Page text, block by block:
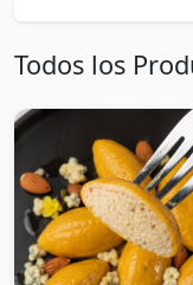
Todos los